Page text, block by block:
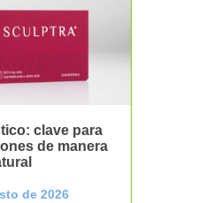
clave para
de manera
de 2026